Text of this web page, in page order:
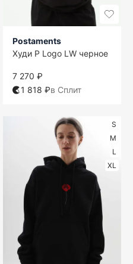
Postaments
Худи P Logo LW черное
7 270 ₽
1 818 ₽в Сплит
S
M
L
XL